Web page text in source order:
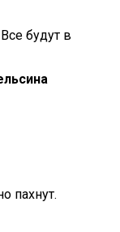
будут в
пахнут.